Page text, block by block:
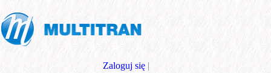
Zaloguj się |